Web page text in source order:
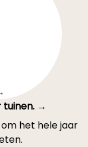
tuinen. →
het hele jaar